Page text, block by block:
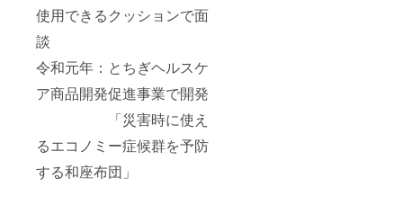
使用できるクッションで面
談
令和元年：とちぎヘルスケ
ア商品開発促進事業で開発
「災害時に使え
るエコノミー症候群を予防
する和座布団」